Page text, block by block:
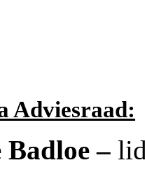
Adviesraad:
–